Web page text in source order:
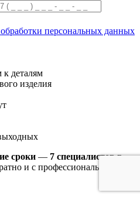
персональных данных
деталям
изделия
сроки — 7 специалистов в
и с профессиональным